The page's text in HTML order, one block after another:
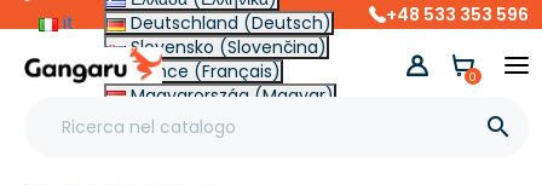
it
Deutschland (Deutsch)
Slovensko (Slovenčina)
France (Français)
Magyarország (Magyar)
Other (English €)
+48 533 353 596

0